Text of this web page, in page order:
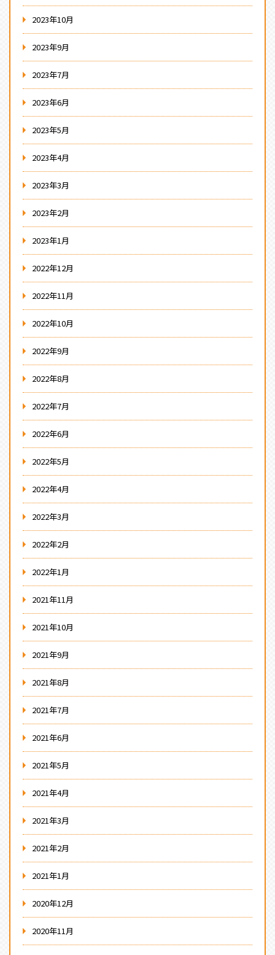
2023年10月
2023年9月
2023年7月
2023年6月
2023年5月
2023年4月
2023年3月
2023年2月
2023年1月
2022年12月
2022年11月
2022年10月
2022年9月
2022年8月
2022年7月
2022年6月
2022年5月
2022年4月
2022年3月
2022年2月
2022年1月
2021年11月
2021年10月
2021年9月
2021年8月
2021年7月
2021年6月
2021年5月
2021年4月
2021年3月
2021年2月
2021年1月
2020年12月
2020年11月